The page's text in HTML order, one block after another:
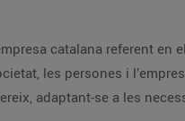
catalana referent
les persones i
adaptant-se a les